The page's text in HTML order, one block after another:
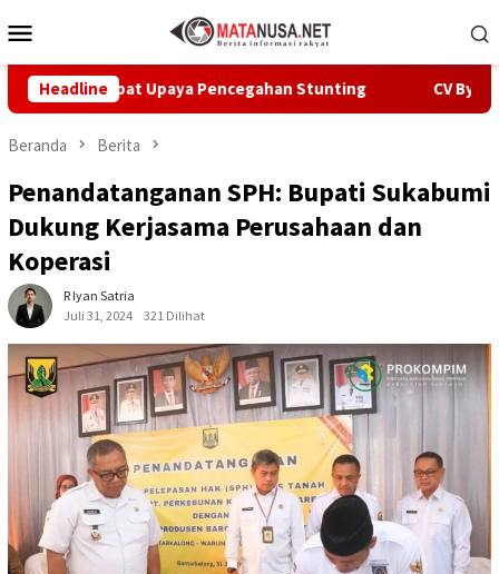
ke
Mobile
Headline
Upaya Pencegahan Stunting CV Byankarya
Beranda Berita
Penandatanganan SPH: Bupati Sukabumi
Dukung Kerjasama Perusahaan dan
Koperasi
R Iyan Satria
Juli 31, 2024
321 Dilihat